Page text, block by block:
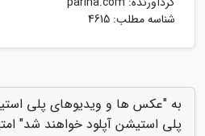
شناسه مطلب: 4615
پلی استیشن آپلود خواهند شد"